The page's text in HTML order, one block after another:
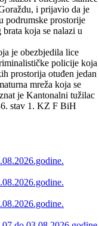
.
službi Policijske stanice
i prijavio da je
prostorije
koja se nalazi u
je obezbjedila lice
policije koja
prostorija otuđen jedan
mreža koja se
stav 1. KZ F BiH